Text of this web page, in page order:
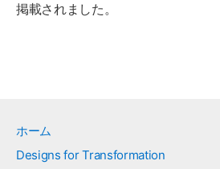
掲載されました。
ホーム
Designs for Transformation